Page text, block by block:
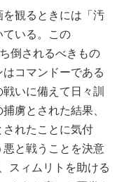
観るときには「汚
いる。この
倒されるべきもの
コマンドーである
いに備えて日々訓
虜とされた結果、
れたことに気付
と戦うことを決意
スィムリトを助ける